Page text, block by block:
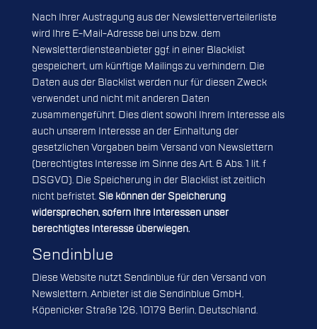
Nach Ihrer Austragung aus der Newsletterverteilerliste
wird Ihre E-Mail-Adresse bei uns bzw. dem
Newsletterdiensteanbieter ggf. in einer Blacklist
gespeichert, um künftige Mailings zu verhindern. Die
Daten aus der Blacklist werden nur für diesen Zweck
verwendet und nicht mit anderen Daten
zusammengeführt. Dies dient sowohl Ihrem Interesse als
auch unserem Interesse an der Einhaltung der
gesetzlichen Vorgaben beim Versand von Newslettern
(berechtigtes Interesse im Sinne des Art. 6 Abs. 1 lit. f
DSGVO). Die Speicherung in der Blacklist ist zeitlich
nicht befristet. Sie können der Speicherung
widersprechen, sofern Ihre Interessen unser
berechtigtes Interesse überwiegen.
Sendinblue
Diese Website nutzt Sendinblue für den Versand von
Newslettern. Anbieter ist die Sendinblue GmbH,
Köpenicker Straße 126, 10179 Berlin, Deutschland.